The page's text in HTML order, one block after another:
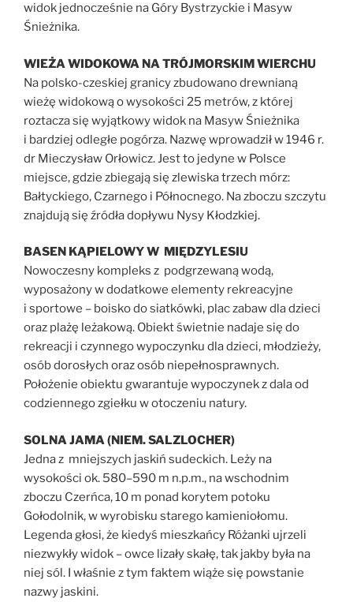
widok jednocześnie na Góry Bystrzyckie i Masyw
Śnieżnika.
WIEŻA WIDOKOWA NA TRÓJMORSKIM WIERCHU
Na polsko-czeskiej granicy zbudowano drewnianą
wieżę widokową o wysokości 25 metrów, z której
roztacza się wyjątkowy widok na Masyw Śnieżnika
i bardziej odległe pogórza. Nazwę wprowadził w 1946 r.
dr Mieczysław Orłowicz. Jest to jedyne w Polsce
miejsce, gdzie zbiegają się zlewiska trzech mórz:
Bałtyckiego, Czarnego i Północnego. Na zboczu szczytu
znajdują się źródła dopływu Nysy Kłodzkiej.
BASEN KĄPIELOWY W MIĘDZYLESIU
Nowoczesny kompleks z podgrzewaną wodą,
wyposażony w dodatkowe elementy rekreacyjne
i sportowe – boisko do siatkówki, plac zabaw dla dzieci
oraz plażę leżakową. Obiekt świetnie nadaje się do
rekreacji i czynnego wypoczynku dla dzieci, młodzieży,
osób dorosłych oraz osób niepełnosprawnych.
Położenie obiektu gwarantuje wypoczynek z dala od
codziennego zgiełku w otoczeniu natury.
SOLNA JAMA (NIEM. SALZLOCHER)
Jedna z mniejszych jaskiń sudeckich. Leży na
wysokości ok. 580–590 m n.p.m., na wschodnim
zboczu Czerńca, 10 m ponad korytem potoku
Gołodolnik, w wyrobisku starego kamieniołomu.
Legenda głosi, że kiedyś mieszkańcy Różanki ujrzeli
niezwykły widok – owce lizały skałę, tak jakby była na
niej sól. I właśnie z tym faktem wiąże się powstanie
nazwy jaskini.